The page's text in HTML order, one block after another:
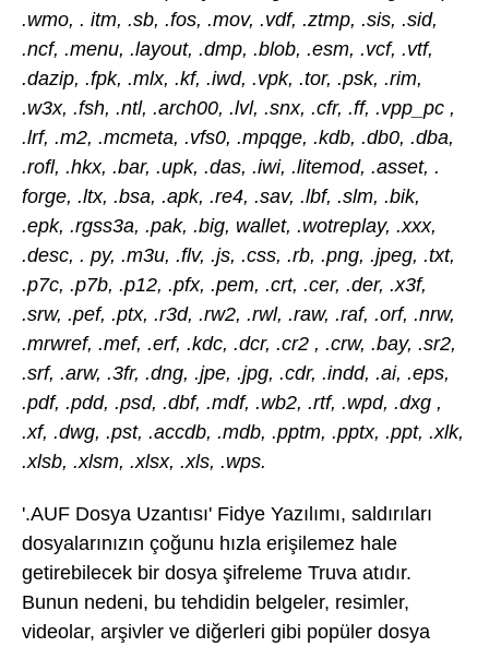
.wmo, . itm, .sb, .fos, .mov, .vdf, .ztmp, .sis, .sid,
.ncf, .menu, .layout, .dmp, .blob, .esm, .vcf, .vtf,
.dazip, .fpk, .mlx, .kf, .iwd, .vpk, .tor, .psk, .rim,
.w3x, .fsh, .ntl, .arch00, .lvl, .snx, .cfr, .ff, .vpp_pc ,
.lrf, .m2, .mcmeta, .vfs0, .mpqge, .kdb, .db0, .dba,
.rofl, .hkx, .bar, .upk, .das, .iwi, .litemod, .asset, .
forge, .ltx, .bsa, .apk, .re4, .sav, .lbf, .slm, .bik,
.epk, .rgss3a, .pak, .big, wallet, .wotreplay, .xxx,
.desc, . py, .m3u, .flv, .js, .css, .rb, .png, .jpeg, .txt,
.p7c, .p7b, .p12, .pfx, .pem, .crt, .cer, .der, .x3f,
.srw, .pef, .ptx, .r3d, .rw2, .rwl, .raw, .raf, .orf, .nrw,
.mrwref, .mef, .erf, .kdc, .dcr, .cr2 , .crw, .bay, .sr2,
.srf, .arw, .3fr, .dng, .jpe, .jpg, .cdr, .indd, .ai, .eps,
.pdf, .pdd, .psd, .dbf, .mdf, .wb2, .rtf, .wpd, .dxg ,
.xf, .dwg, .pst, .accdb, .mdb, .pptm, .pptx, .ppt, .xlk,
.xlsb, .xlsm, .xlsx, .xls, .wps.
'.AUF Dosya Uzantısı' Fidye Yazılımı, saldırıları
dosyalarınızın çoğunu hızla erişilemez hale
getirebilecek bir dosya şifreleme Truva atıdır.
Bunun nedeni, bu tehdidin belgeler, resimler,
videolar, arşivler ve diğerleri gibi popüler dosya